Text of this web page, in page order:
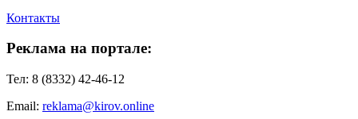
Контакты
Реклама на портале:
Тел: 8 (8332) 42-46-12
Email: reklama@kirov.online